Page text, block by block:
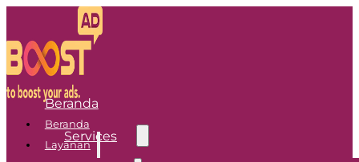
Beranda
Layanan
Beranda
Services